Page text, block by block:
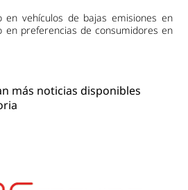
en vehículos de bajas emisiones en
en preferencias de consumidores en
más noticias disponibles